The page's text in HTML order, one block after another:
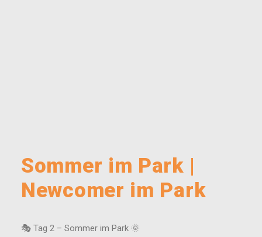
Sommer im Park |
Newcomer im Park
🎭 Tag 2 – Sommer im Park 🌞